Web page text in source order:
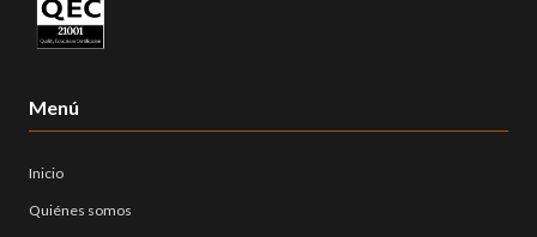
Menú
Inicio
Quiénes somos